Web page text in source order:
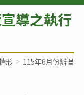
導之執行
形 > 115年6月份辦理